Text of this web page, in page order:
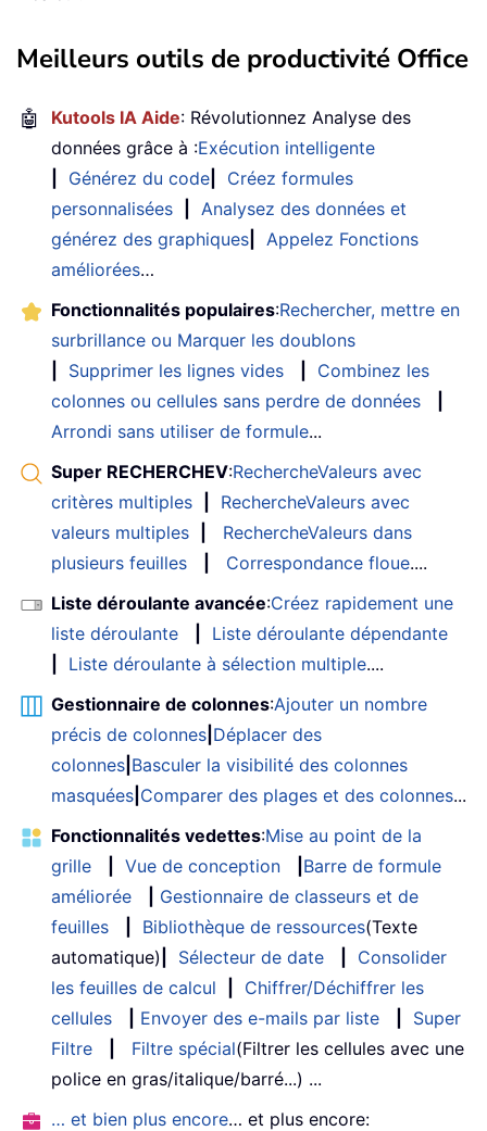
Meilleurs outils de productivité Office
🤖 Kutools IA Aide: Révolutionnez Analyse des
données grâce à :Exécution intelligente
Générez du code
Créez formules
personnalisées
Analysez des données et
générez des graphiques
Appelez Fonctions
améliorées…
Fonctionnalités populaires:Rechercher, mettre en
surbrillance ou Marquer les doublons
Supprimer les lignes vides
Combinez les
colonnes ou cellules sans perdre de données
Arrondi sans utiliser de formule...
Super RECHERCHEV:RechercheValeurs avec
critères multiples
RechercheValeurs avec
valeurs multiples
RechercheValeurs dans
plusieurs feuilles
Correspondance floue....
Liste déroulante avancée:Créez rapidement une
liste déroulante
Liste déroulante dépendante
Liste déroulante à sélection multiple....
Gestionnaire de colonnes:Ajouter un nombre
précis de colonnes Déplacer des
colonnes Basculer la visibilité des colonnes
masquées Comparer des plages et des colonnes...
Fonctionnalités vedettes:Mise au point de la
grille
Vue de conception
Barre de formule
améliorée
Gestionnaire de classeurs et de
feuilles
Bibliothèque de ressources(Texte
automatique)
Sélecteur de date
Consolider
les feuilles de calcul
Chiffrer/Déchiffrer les
cellules
Envoyer des e-mails par liste
Super
Filtre
Filtre spécial(Filtrer les cellules avec une
police en gras/italique/barré...) ...
… et bien plus encore… et plus encore: